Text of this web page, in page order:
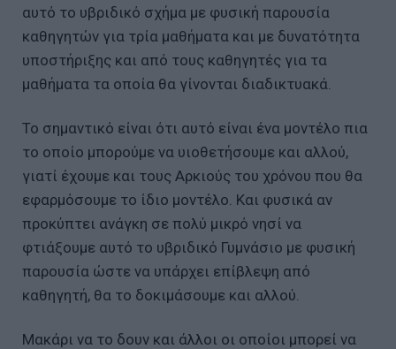
αυτό το υβριδικό σχήμα με φυσική παρουσία
καθηγητών για τρία μαθήματα και με δυνατότητα
υποστήριξης και από τους καθηγητές για τα
μαθήματα τα οποία θα γίνονται διαδικτυακά.
Το σημαντικό είναι ότι αυτό είναι ένα μοντέλο πια
το οποίο μπορούμε να υιοθετήσουμε και αλλού,
γιατί έχουμε και τους Αρκιούς του χρόνου που θα
εφαρμόσουμε το ίδιο μοντέλο. Και φυσικά αν
προκύπτει ανάγκη σε πολύ μικρό νησί να
φτιάξουμε αυτό το υβριδικό Γυμνάσιο με φυσική
παρουσία ώστε να υπάρχει επίβλεψη από
καθηγητή, θα το δοκιμάσουμε και αλλού.
Μακάρι να το δουν και άλλοι οι οποίοι μπορεί να